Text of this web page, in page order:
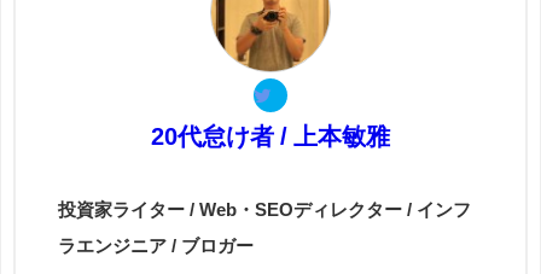
20代怠け者 / 上本敏雅
投資家ライター / Web・SEOディレクター / インフ
ラエンジニア / ブロガー